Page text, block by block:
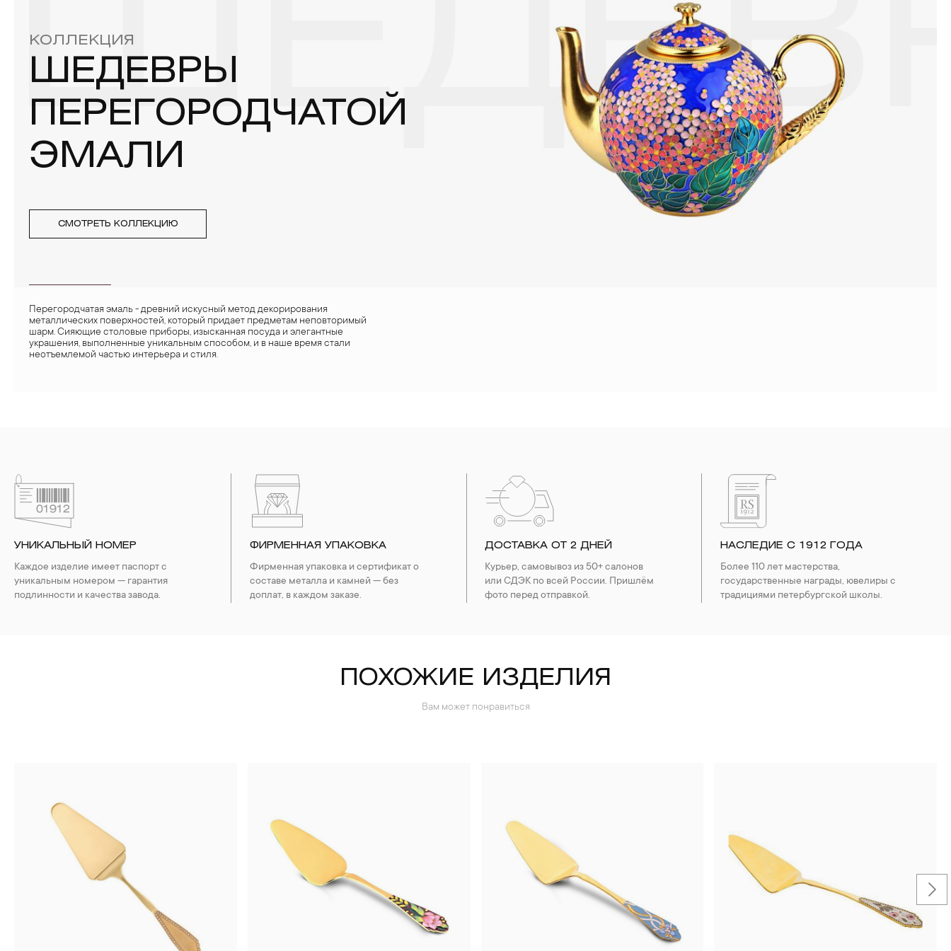
4. Специалисты обычно рекомендуют чистить украшения не реже одного раза в месяц, а также регулярно протирать их фланелевой или замшевой салфеткой.
КОЛЛЕКЦИЯ
ШЕДЕВРЫ
ПЕРЕГОРОДЧАТОЙ
ЭМАЛИ
СМОТРЕТЬ КОЛЛЕКЦИЮ
Перегородчатая эмаль - древний искусный метод декорирования
металлических поверхностей, который придает предметам неповторимый
шарм. Сияющие столовые приборы, изысканная посуда и элегантные
украшения, выполненные уникальным способом, и в наше время стали
неотъемлемой частью интерьера и стиля.
УНИКАЛЬНЫЙ НОМЕР
Каждое изделие имеет паспорт с
уникальным номером — гарантия
подлинности и качества завода.
ФИРМЕННАЯ УПАКОВКА
Фирменная упаковка и сертификат о
составе металла и камней — без
доплат, в каждом заказе.
ДОСТАВКА ОТ 2 ДНЕЙ
Курьер, самовывоз из 50+ салонов
или СДЭК по всей России. Пришлём
фото перед отправкой.
НАСЛЕДИЕ С 1912 ГОДА
Более 110 лет мастерства,
государственные награды, ювелиры с
традициями петербургской школы.
ПОХОЖИЕ ИЗДЕЛИЯ
Вам может понравиться